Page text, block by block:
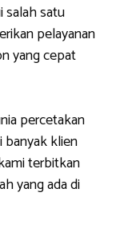
salah satu
pelayanan
yang cepat
percetakan
klien
terbitkan
yang ada di